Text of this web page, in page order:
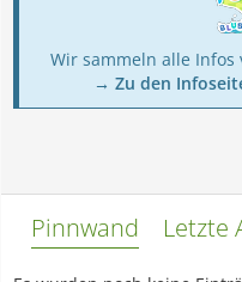
Wir sammeln alle Infos
→ Zu den
Pinnwand Letzte